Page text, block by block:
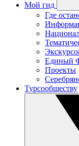
Мой гид
Где
Единый
Проекты
Турсообществу